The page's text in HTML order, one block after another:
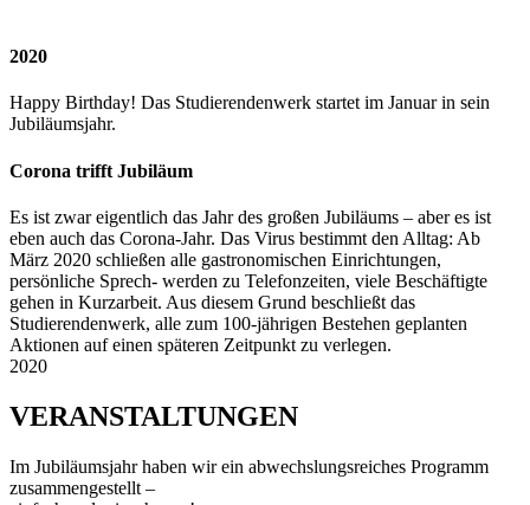
2020
Happy Birthday! Das Studierendenwerk startet im Januar in sein
Jubiläumsjahr.
Corona trifft Jubiläum
Es ist zwar eigentlich das Jahr des großen Jubiläums – aber es ist
eben auch das Corona-Jahr. Das Virus bestimmt den Alltag: Ab
März 2020 schließen alle gastronomischen Einrichtungen,
persönliche Sprech- werden zu Telefonzeiten, viele Beschäftigte
gehen in Kurzarbeit. Aus diesem Grund beschließt das
Studierendenwerk, alle zum 100-jährigen Bestehen geplanten
Aktionen auf einen späteren Zeitpunkt zu verlegen.
2020
VERANSTALTUNGEN
Im Jubiläumsjahr haben wir ein abwechslungs­reiches Programm
zusammengestellt –